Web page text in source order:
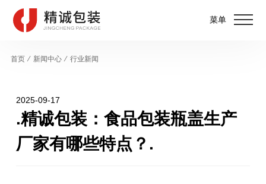
菜单
首页⁄ 新闻中心⁄ 行业新闻
2025-09-17
.精诚包装：食品包装瓶盖生产
厂家有哪些特点？.